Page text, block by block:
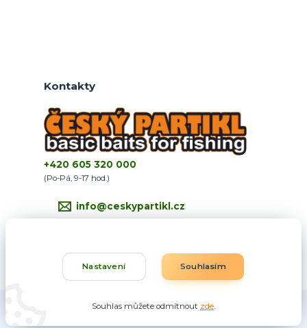
Kontakty
+420 605 320 000
(Po-Pá, 9-17 hod.)
info@ceskypartikl.cz
Eshop-rychle.cz
Nastavení Souhlasím
Souhlas můžete odmítnout zde.